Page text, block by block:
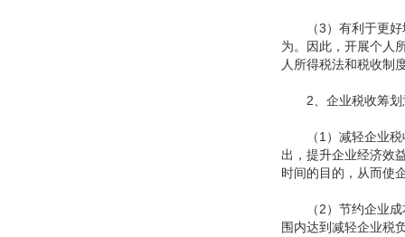
（3）有利于更好地
为。因此，开展个人
人所得税法和税收制
2、企业税收筹划
（1）减轻企业税收
出，提升企业经济效
时间的目的，从而使
（2）节约企业成本
围内达到减轻企业税